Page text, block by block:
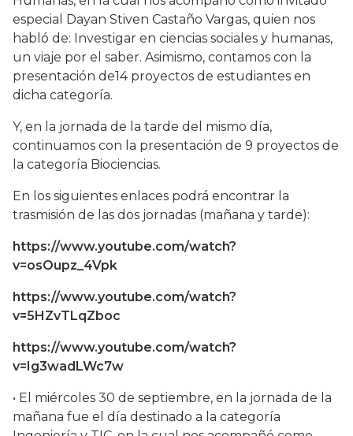
especial Dayan Stiven Castaño Vargas, quien nos
habló de: Investigar en ciencias sociales y humanas,
un viaje por el saber. Asimismo, contamos con la
presentación de14 proyectos de estudiantes en
dicha categoría.
Y, en la jornada de la tarde del mismo día,
continuamos con la presentación de 9 proyectos de
la categoría Biociencias.
En los siguientes enlaces podrá encontrar la
trasmisión de las dos jornadas (mañana y tarde):
https://www.youtube.com/watch?
v=osOupz_4Vpk
https://www.youtube.com/watch?
v=5HZvTLqZboc
https://www.youtube.com/watch?
v=Ig3wadLWc7w
• El miércoles 30 de septiembre, en la jornada de la
mañana fue el día destinado a la categoría